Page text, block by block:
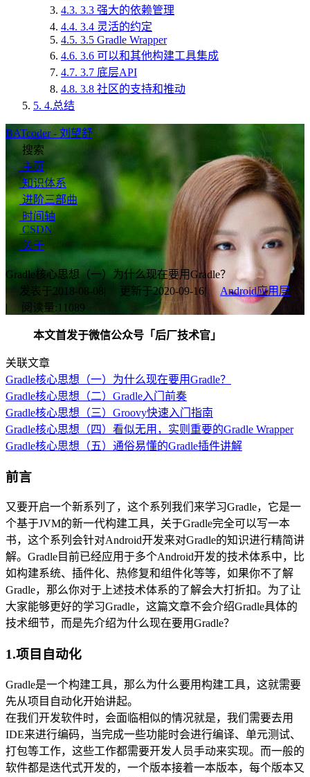
4.3. 3.3 强大的依赖管理
4.4. 3.4 灵活的约定
4.5. 3.5 Gradle Wrapper
4.6. 3.6 可以和其他构建工具集成
4.7. 3.7 底层API
4.8. 3.8 社区的支持和推动
5. 4.总结
BATcoder - 刘望舒
搜索
主页
知识体系
进阶三部曲
时间轴
CSDN
关于
Gradle核心思想（一）为什么现在要用Gradle？
发表于2018-08-08| 更新于2020-09-16|
Android应用层
|
阅读量:11089
本文首发于微信公众号「后厂技术官」
关联文章
Gradle核心思想（一）为什么现在要用Gradle？
Gradle核心思想（二）Gradle入门前奏
Gradle核心思想（三）Groovy快速入门指南
Gradle核心思想（四）看似无用，实则重要的Gradle Wrapper
Gradle核心思想（五）通俗易懂的Gradle插件讲解
前言
又要开启一个新系列了，这个系列我们来学习Gradle，它是一
个基于JVM的新一代构建工具，关于Gradle完全可以写一本
书，这个系列会针对Android开发来对Gradle的知识进行精简讲
解。Gradle目前已经应用于多个Android开发的技术体系中，比
如构建系统、插件化、热修复和组件化等等，如果你不了解
Gradle，那么你对于上述技术体系的了解会大打折扣。为了让
大家能够更好的学习Gradle，这篇文章不会介绍Gradle具体的
技术细节，而是先介绍为什么现在要用Gradle？
1.项目自动化
Gradle是一个构建工具，那么为什么要用构建工具，这就需要
先从项目自动化开始讲起。
在我们开发软件时，会面临相似的情况就是，我们需要去用
IDE来进行编码，当完成一些功能时会进行编译、单元测试、
打包等工作，这些工作都需要开发人员手动来实现。而一般的
软件都是迭代式开发的，一个版本接着一本版本，每个版本又